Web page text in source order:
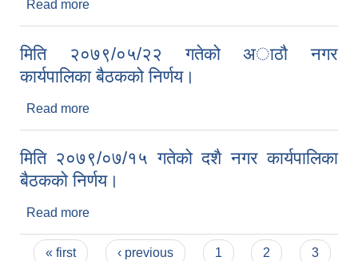
Read more
मिति २०७९/०५/२२ गतेको अाठाै नगर
कार्यपालिका बैठकको निर्णय।
Read more
मिति २०७९/०७/१५ गतेको दशै नगर कार्यपालिका
बैठकको निर्णय।
Read more
Pages
« first ‹ previous 1 2
3